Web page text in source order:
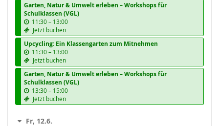
Garten, Natur & Umwelt erleben – Workshops für
Schulklassen (VGL)
11:30–b
i
s
13:00
Jetzt buchen
Upcycling: Ein Klassengarten zum Mitnehmen
11:30–b
i
s
13:00
Jetzt buchen
Garten, Natur & Umwelt erleben – Workshops für
Schulklassen (VGL)
13:30–b
i
s
15:00
Jetzt buchen
Fr, 12.6.